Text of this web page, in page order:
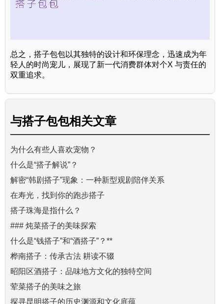
总之，搭子包包以其独特的设计和环保理念，迅速成为年
轻人的时尚宠儿，展现了新一代消费群体对个X 与责任的
双重追求。
与搭子包包相关文章
为什么有些人喜欢宠物？
什么是“搭子解说”？
解密“韩剧搭子”现象：一种新型观剧陪伴关系
在寿光，找到你的跑步搭子
搭子珠海是指什么？
### 炖菜搭子的美味探索
什么是“钱搭子”和“酒搭子”？**
桦南搭子：传承古法 耕读不辍
昭阳区酒搭子：品味地方文化的独特空间
荤菜搭子的美味之旅
探寻昆明搭子的历史渊源和文化底蕴